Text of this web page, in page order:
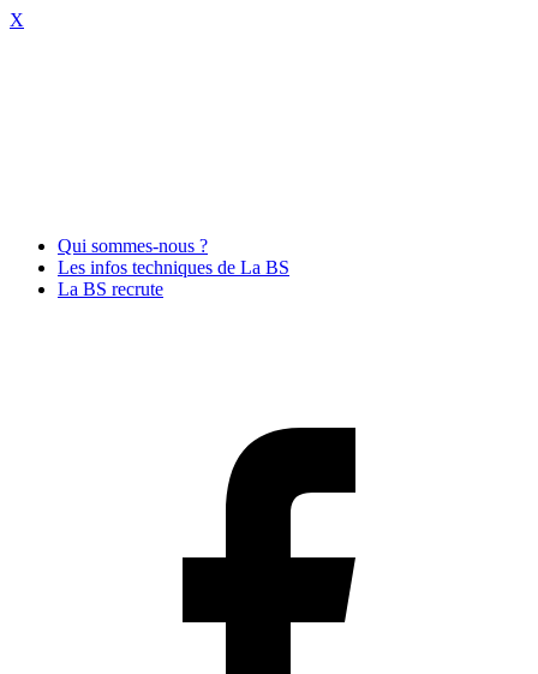
X
Qui sommes-nous ?
Les infos techniques de La BS
La BS recrute